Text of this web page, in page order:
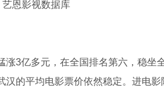
恩影视数据库
涨3亿多元，在全国排名第六，稳坐
的平均电影票价依然稳定。进电影